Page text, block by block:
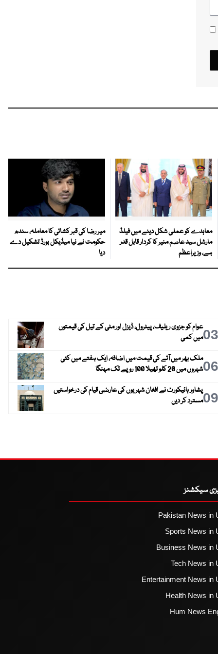
معاہدے کو عملی شکل دینے میں فیلڈ
مارشل سید عاصم منیر کا کردار قابل قدر
ہے، وزیراعظم
میر رضا کی قبر کشائی کا معاملہ، سندھ
حکومت نے نیا میڈیکل بورڈ تشکیل دے
دیا
03عوام کو جزوی ریلیف، پیٹرول، ڈیزل اور مٹی کے تیل کی قیمتوں
میں کمی
06ملک بھر میں آٹے کی قیمت میں اضافہ، ایک ہفتے میں کئی
شہروں میں 20 کلو تھیلا 100 روپے تک مہنگا
09پشاور ہائیکورٹ نے افغان شہریوں کی عارضی قیام کی درخواستیں
مسترد کر دیں
سیکشنز
Pakistan News in
Sports News in
Business News in
Tech News in
Entertainment News in
Health News in
Hum News